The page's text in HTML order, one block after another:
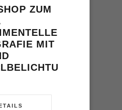
ZUM
MIT